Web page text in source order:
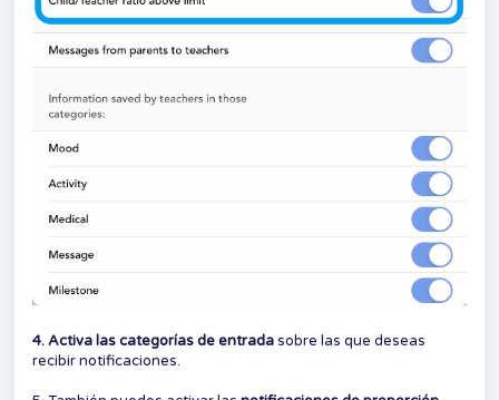
4. Activa las categorías de entradasobre las que deseas
recibir notificaciones.